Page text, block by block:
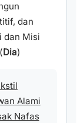
dan
dan Misi
Dia)
Alami
Nafas